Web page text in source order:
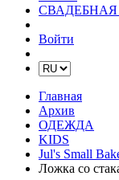
Войти
Главная
Архив
ОДЕЖДА
KIDS
Jul's Small
Ложка со